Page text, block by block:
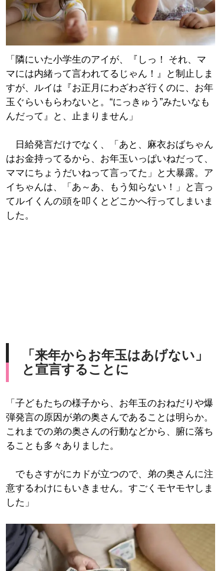
「隣にいた小学生のアイが、『しっ！ それ、マ
マには内緒って言われてるじゃん！』と制止しま
すが、ルイは『お正月にわざわざ行くのに、お年
玉ぐらいもらわないと。“にっきゅう”みたいなも
んだって』と、止まりません」
日給発言だけでなく、「あと、麻衣おばちゃん
はお金持ってるから、お年玉いっぱいねだって、
ママにちょうだいねって言ってた」と大暴露。ア
イちゃんは、「あ～あ、もう知らない！」と言っ
てルイくんの頭を叩くとどこかへ行ってしまいま
した。
「来年からお年玉はあげない」
と宣言することに
「子どもたちの様子から、お年玉のおねだりや爆
弾発言の原因が弟の奥さんであることは明らか。
これまでの弟の奥さんの行動などから、腑に落ち
ることも多々ありました。
でもさすがにカドが立つので、弟の奥さんに注
意するわけにもいきません。すごくモヤモヤしま
した」